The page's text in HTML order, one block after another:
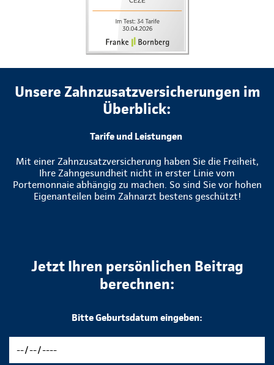
Unsere Zahnzusatzversicherungen im
Überblick:
Tarife und Leistungen
Mit einer Zahnzusatzversicherung haben Sie die Freiheit,
Ihre Zahngesundheit nicht in erster Linie vom
Portemonnaie abhängig zu machen. So sind Sie vor hohen
Eigenanteilen beim Zahnarzt bestens geschützt!
Jetzt Ihren persönlichen Beitrag
berechnen:
Bitte Geburtsdatum eingeben: